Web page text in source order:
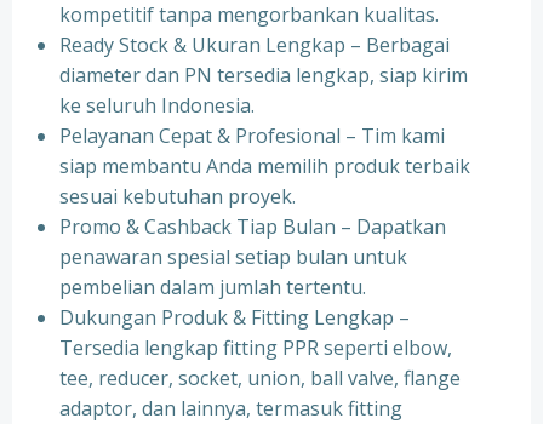
kompetitif tanpa mengorbankan kualitas.
⁠Ready Stock & Ukuran Lengkap – Berbagai
diameter dan PN tersedia lengkap, siap kirim
ke seluruh Indonesia.
⁠Pelayanan Cepat & Profesional – Tim kami
siap membantu Anda memilih produk terbaik
sesuai kebutuhan proyek.
⁠Promo & Cashback Tiap Bulan – Dapatkan
penawaran spesial setiap bulan untuk
pembelian dalam jumlah tertentu.
⁠Dukungan Produk & Fitting Lengkap –
Tersedia lengkap fitting PPR seperti elbow,
tee, reducer, socket, union, ball valve, flange
adaptor, dan lainnya, termasuk fitting